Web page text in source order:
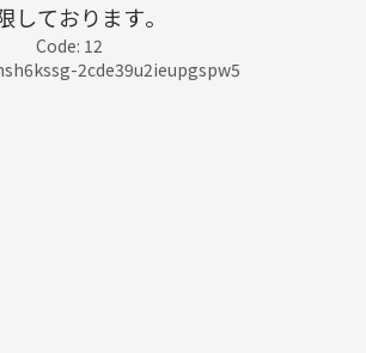
しております。
Code: 12
2cde39u2ieupgspw5